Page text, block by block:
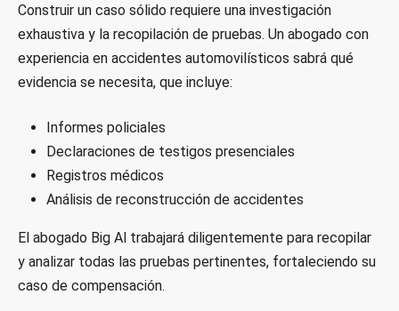
Construir un caso sólido requiere una investigación
exhaustiva y la recopilación de pruebas. Un abogado con
experiencia en accidentes automovilísticos sabrá qué
evidencia se necesita, que incluye:
Informes policiales
Declaraciones de testigos presenciales
Registros médicos
Análisis de reconstrucción de accidentes
El abogado Big Al trabajará diligentemente para recopilar
y analizar todas las pruebas pertinentes, fortaleciendo su
caso de compensación.